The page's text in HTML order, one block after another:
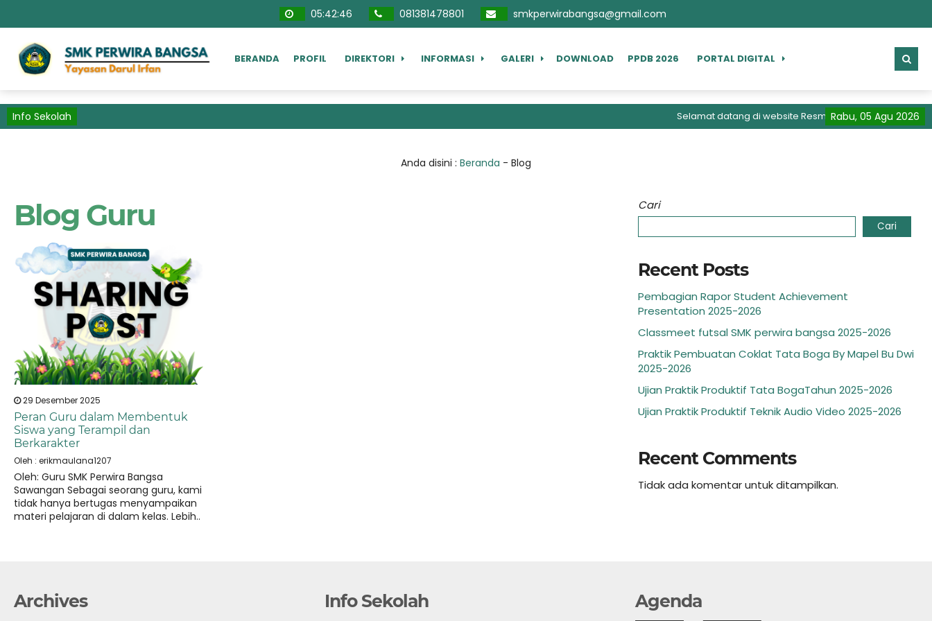
05:42:47 081381478801 smkperwirabangsa@gmail.com
BERANDA PROFIL DIREKTORI INFORMASI GALERI DOWNLOAD PPDB 2026 PORTAL DIGITAL
Info Sekolah Rabu, 05 Agu 2026
Selamat datang di website Resmi SMK Perwira Bangsa
Anda disini : Beranda - Blog
Blog Guru
29 Desember 2025
Peran Guru dalam Membentuk
Siswa yang Terampil dan
Berkarakter
Oleh : erikmaulana1207
Oleh: Guru SMK Perwira Bangsa
Sawangan Sebagai seorang guru, kami
tidak hanya bertugas menyampaikan
materi pelajaran di dalam kelas. Lebih..
Cari
Cari
Recent Posts
Pembagian Rapor Student Achievement
Presentation 2025-2026
Classmeet futsal SMK perwira bangsa 2025-2026
Praktik Pembuatan Coklat Tata Boga By Mapel Bu Dwi
2025-2026
Ujian Praktik Produktif Tata BogaTahun 2025-2026
Ujian Praktik Produktif Teknik Audio Video 2025-2026
Recent Comments
Tidak ada komentar untuk ditampilkan.
Archives Info Sekolah Agenda